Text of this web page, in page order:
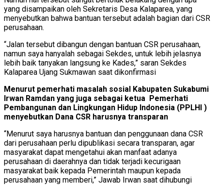
yang disampaikan oleh Sekretaris Desa Kalaparea, yang
menyebutkan bahwa bantuan tersebut adalah bagian dari CSR
perusahaan.
“Jalan tersebut dibangun dengan bantuan CSR perusahaan,
namun saya hanyalah sebagai Sekdes, untuk lebih jelasnya
lebih baik tanyakan langsung ke Kades,” saran Sekdes
Kalaparea Ujang Sukmawan saat dikonfirmasi
Menurut pemerhati masalah sosial Kabupaten Sukabumi
Irwan Ramdan yang juga sebagai ketua Pemerhati
Pembangunan dan Lingkungan Hidup Indonesia (PPLHI )
menyebutkan Dana CSR harusnya transparan
“Menurut saya harusnya bantuan dan penggunaan dana CSR
dari perusahaan perlu dipublikasi secara transparan, agar
masyarakat dapat mengetahui akan manfaat adanya
perusahaan di daerahnya dan tidak terjadi kecurigaan
masyarakat baik kepada Pemerintah maupun kepada
perusahaan yang memberi,” Jawab Irwan saat dihubungi